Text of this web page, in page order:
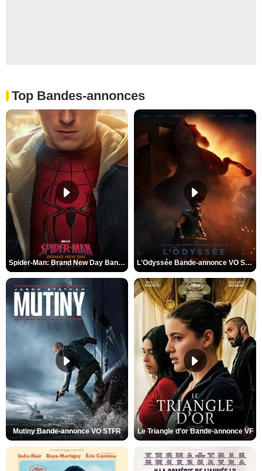
Top Bandes-annonces
Spider-Man: Brand New Day Bande-annonce VO STFR L'Odyssée Bande-annonce VO STFR
Mutiny Bande-annonce VO STFR Le Triangle d'or Bande-annonce VF